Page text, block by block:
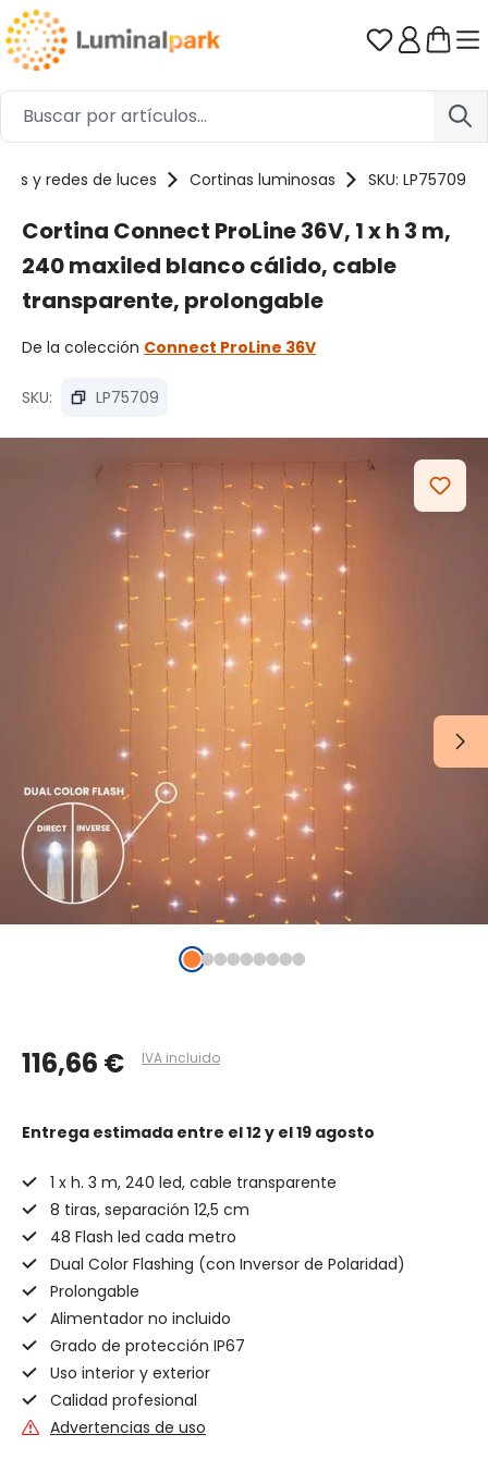
Saltar al contenido principal Tienes 0
y redes de luces Cortinas luminosas SKU: LP75709
Cortina Connect ProLine 36V, 1 x h 3 m,
240 maxiled blanco cálido, cable
transparente, prolongable
De la colección Connect ProLine 36V
SKU: LP75709
116,66 € IVA incluido
Entrega estimada entre el 12 y el 19 agosto
1 x h. 3 m, 240 led, cable transparente
8 tiras, separación 12,5 cm
48 Flash led cada metro
Dual Color Flashing (con Inversor de Polaridad)
Prolongable
Alimentador no incluido
Grado de protección IP67
Uso interior y exterior
Calidad profesional
Advertencias de uso